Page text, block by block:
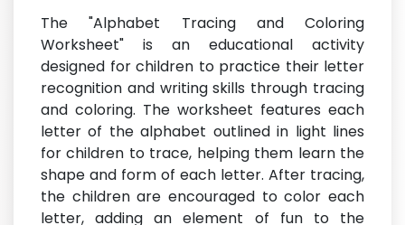
The "Alphabet Tracing and Coloring
Worksheet" is an educational activity
designed for children to practice their letter
recognition and writing skills through tracing
and coloring. The worksheet features each
letter of the alphabet outlined in light lines
for children to trace, helping them learn the
shape and form of each letter. After tracing,
the children are encouraged to color each
letter, adding an element of fun to the